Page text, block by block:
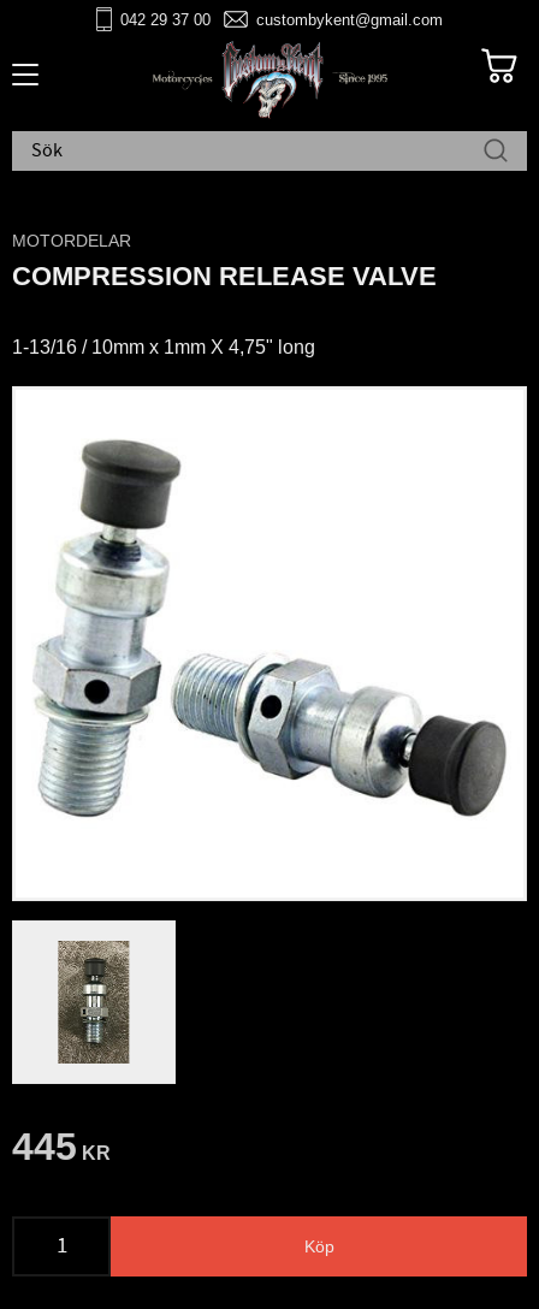
042 29 37 00 custombykent@gmail.com
MOTORDELAR
COMPRESSION RELEASE VALVE
1-13/16 / 10mm x 1mm X 4,75" long
445 KR
Köp